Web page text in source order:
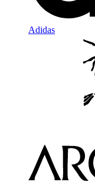
Adidas